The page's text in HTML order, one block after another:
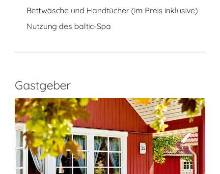
Bettwäsche und Handtücher (im Preis inklusive)
Nutzung des baltic-Spa
Gastgeber